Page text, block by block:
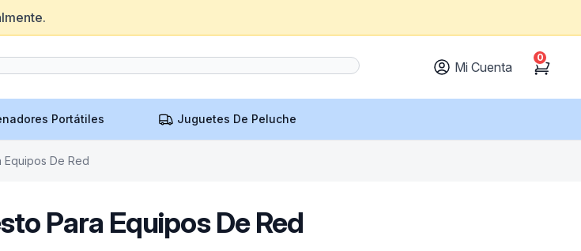
Mi Cuenta Cart
0
Portátiles Juguetes De Peluche
Equipos De Red
Para Equipos De Red